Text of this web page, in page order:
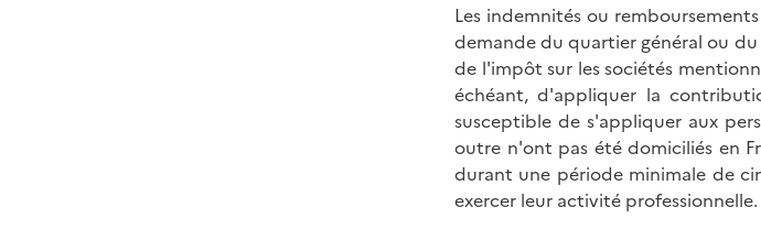
Les indemnités ou
demande du quartier général ou
de l'impôt sur les sociétés
échéant, d'appliquer la
susceptible de s'appliquer aux
outre n'ont pas été domiciliés en
durant une période minimale de
exercer leur activité professionnelle.